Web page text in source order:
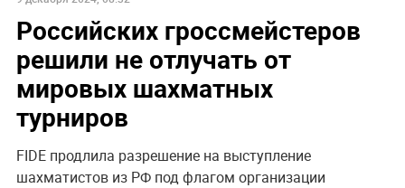
Российских гроссмейстеров
решили не отлучать от
мировых шахматных
турниров
FIDE продлила разрешение на выступление
шахматистов из РФ под флагом организации